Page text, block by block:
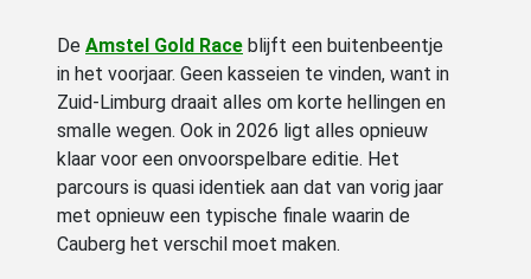
De Amstel Gold Race blijft een buitenbeentje
in het voorjaar. Geen kasseien te vinden, want in
Zuid-Limburg draait alles om korte hellingen en
smalle wegen. Ook in 2026 ligt alles opnieuw
klaar voor een onvoorspelbare editie. Het
parcours is quasi identiek aan dat van vorig jaar
met opnieuw een typische finale waarin de
Cauberg het verschil moet maken.